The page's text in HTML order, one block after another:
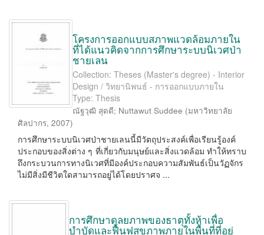
โครงการออกแบบสภาพแวดล้อมภายใน
ที่ได้แนวคิดจากการศึกษาระบบนิเวศป่า
ชายเลน
Collection: Theses (Master's degree) - Interior
Design / วิทยานิพนธ์ - การออกแบบภายใน
Type: Thesis
ณัฐวุฒิ สุดดี; Nuttawut Suddee (มหาวิทยาลัย
ศิลปากร, 2007)
การศึกษาระบบนิเวศป่าชายเลนนี้มีวัตถุประสงค์เพื่อเรียนรู้องค์
ประกอบของสิ่งต่าง ๆ ที่เกี่ยวกับมนุษย์และสิ่งแวดล้อม ทำให้ทราบ
ถึงกระบวนการทางนิเวศที่มีองค์ประกอบความสัมพันธ์เป็นวัฏจักร
ไม่มีสิ่งมีชีวิตใดสามารถอยู่ได้โดยปราศจ ...
การศึกษาดุลยภาพของธาตุทั้งห้าเพื่อ
บำบัดและฟื้นฟูสุขภาพภายในพื้นที่ที่อยู่